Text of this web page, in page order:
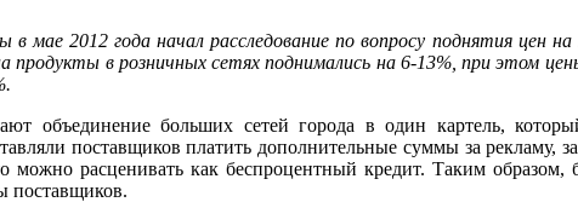
мае 2012 года начал расследование по вопросу поднятия цен
продукты в розничных сетях поднимались на 6-13%, при этом
объединение больших сетей города в один картель,
поставщиков платить дополнительные суммы за
можно расценивать как беспроцентный кредит. Таким
поставщиков.